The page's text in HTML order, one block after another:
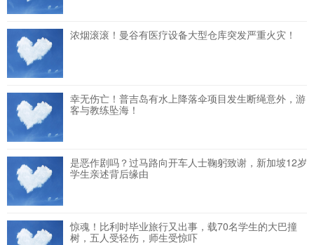
浓烟滚滚！曼谷有医疗设备大型仓库突发严重火灾！
幸无伤亡！普吉岛有水上降落伞项目发生断绳意外，游
客与教练坠海！
是恶作剧吗？过马路向开车人士鞠躬致谢，新加坡12岁
学生亲述背后缘由
惊魂！比利时毕业旅行又出事，载70名学生的大巴撞
树，五人受轻伤，师生受惊吓